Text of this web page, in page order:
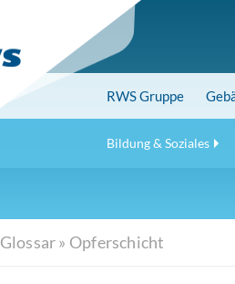
RWSGruppe
Bildung & Soziales
Glossar» Opferschicht